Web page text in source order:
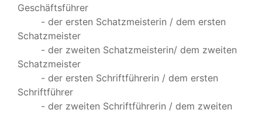
Geschäftsführer
- der ersten Schatzmeisterin / dem ersten
Schatzmeister
- der zweiten Schatzmeisterin/ dem zweiten
Schatzmeister
- der ersten Schriftführerin / dem ersten
Schriftführer
- der zweiten Schriftführerin / dem zweiten